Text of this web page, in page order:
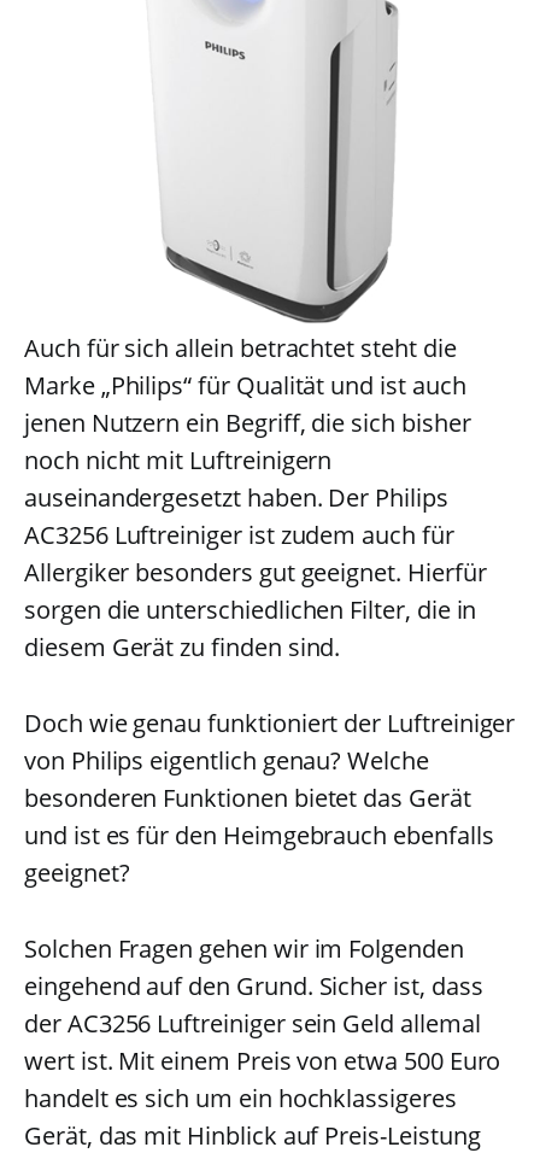
Auch für sich allein betrachtet steht die
Marke „Philips“ für Qualität und ist auch
jenen Nutzern ein Begriff, die sich bisher
noch nicht mit Luftreinigern
auseinandergesetzt haben. Der Philips
AC3256 Luftreiniger ist zudem auch für
Allergiker besonders gut geeignet. Hierfür
sorgen die unterschiedlichen Filter, die in
diesem Gerät zu finden sind.
Doch wie genau funktioniert der Luftreiniger
von Philips eigentlich genau? Welche
besonderen Funktionen bietet das Gerät
und ist es für den Heimgebrauch ebenfalls
geeignet?
Solchen Fragen gehen wir im Folgenden
eingehend auf den Grund. Sicher ist, dass
der AC3256 Luftreiniger sein Geld allemal
wert ist. Mit einem Preis von etwa 500 Euro
handelt es sich um ein hochklassigeres
Gerät, das mit Hinblick auf Preis-Leistung